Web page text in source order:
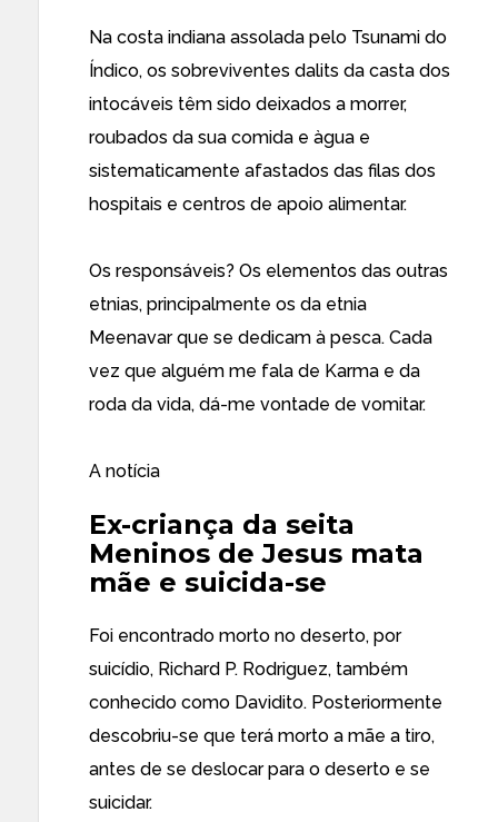
Na costa indiana assolada pelo Tsunami do
Índico, os sobreviventes dalits da casta dos
intocáveis têm sido deixados a morrer,
roubados da sua comida e àgua e
sistematicamente afastados das filas dos
hospitais e centros de apoio alimentar.
Os responsáveis? Os elementos das outras
etnias, principalmente os da etnia
Meenavar que se dedicam à pesca. Cada
vez que alguém me fala de Karma e da
roda da vida, dá-me vontade de vomitar.
A notícia
Ex-criança da seita
Meninos de Jesus mata
mãe e suicida-se
Foi encontrado morto no deserto, por
suicídio, Richard P. Rodriguez, também
conhecido como Davidito. Posteriormente
descobriu-se que terá morto a mãe a tiro,
antes de se deslocar para o deserto e se
suicidar.